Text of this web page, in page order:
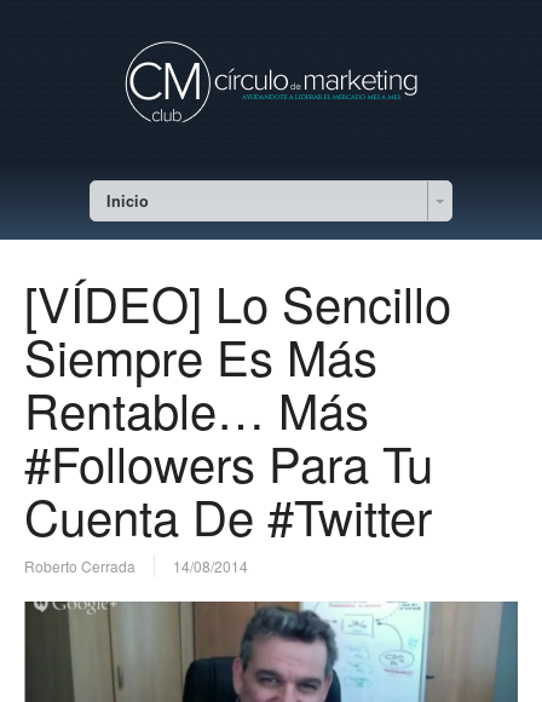
Inicio
[VÍDEO] Lo Sencillo
Siempre Es Más
Rentable… Más
#Followers Para Tu
Cuenta De #Twitter
Roberto Cerrada 14/08/2014